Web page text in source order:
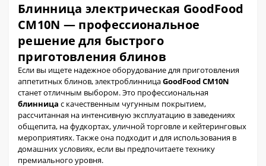
Блинница электрическая GoodFood
CM10N — профессиональное
решение для быстрого
приготовления блинов
Если вы ищете надежное оборудование для приготовления
аппетитных блинов, электроблинницаGoodFood CM10N
станет отличным выбором. Это профессиональная
блинница с качественным чугунным покрытием,
рассчитанная на интенсивную эксплуатацию в заведениях
общепита, на фудкортах, уличной торговле и кейтеринговых
мероприятиях. Также она подходит и для использования в
домашних условиях, если вы предпочитаете технику
премиального уровня.